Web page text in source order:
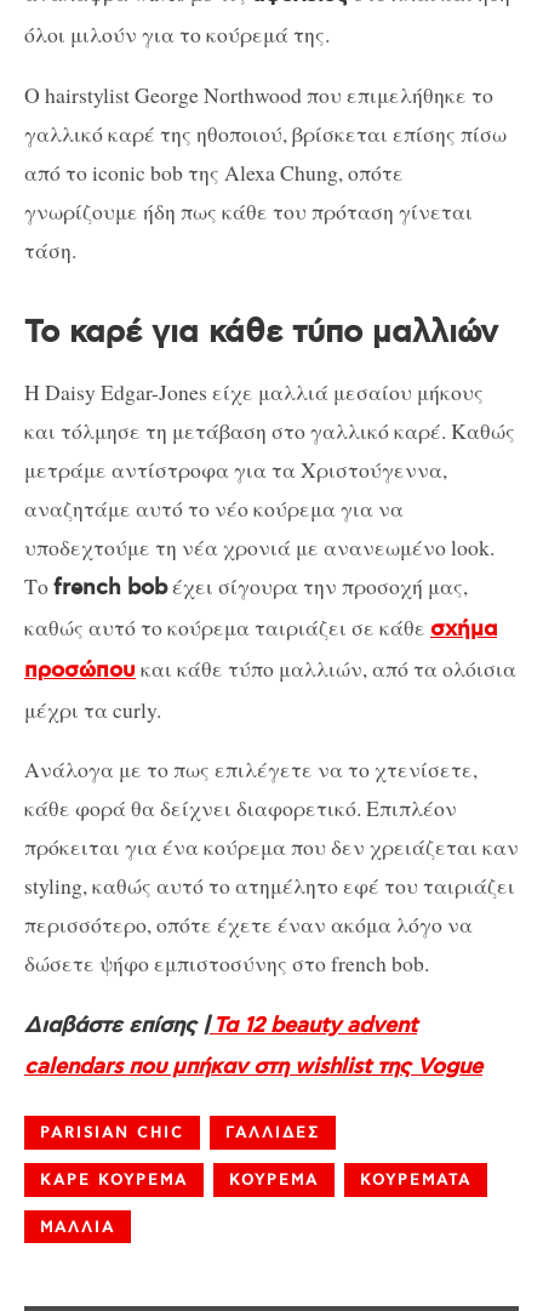
όλοι μιλούν για το κούρεμά της.
O hairstylist George Northwood που επιμελήθηκε το
γαλλικό καρέ της ηθοποιού, βρίσκεται επίσης πίσω
από το iconic bob της Alexa Chung, οπότε
γνωρίζουμε ήδη πως κάθε του πρόταση γίνεται
τάση.
Το καρέ για κάθε τύπο μαλλιών
Η Daisy Edgar-Jones είχε μαλλιά μεσαίου μήκους
και τόλμησε τη μετάβαση στο γαλλικό καρέ. Καθώς
μετράμε αντίστροφα για τα Χριστούγεννα,
αναζητάμε αυτό το νέο κούρεμα για να
υποδεχτούμε τη νέα χρονιά με ανανεωμένο look.
Τοfrench bobέχει σίγουρα την προσοχή μας,
καθώς αυτό το κούρεμα ταιριάζει σε κάθε σχήμα
προσώπου και κάθε τύπο μαλλιών, από τα ολόισια
μέχρι τα curly.
Ανάλογα με το πως επιλέγετε να το χτενίσετε,
κάθε φορά θα δείχνει διαφορετικό. Επιπλέον
πρόκειται για ένα κούρεμα που δεν χρειάζεται καν
styling, καθώς αυτό το ατημέλητο εφέ του ταιριάζει
περισσότερο, οπότε έχετε έναν ακόμα λόγο να
δώσετε ψήφο εμπιστοσύνης στο french bob.
Διαβάστε επίσης |Τα 12 beauty advent
calendars που μπήκαν στη wishlist της Vogue
PARISIAN CHIC ΓΑΛΛΙΔΕΣ
ΚΑΡΕ ΚΟΥΡΕΜΑ ΚΟΥΡΕΜΑ ΚΟΥΡΕΜΑΤΑ
ΜΑΛΛΙΑ